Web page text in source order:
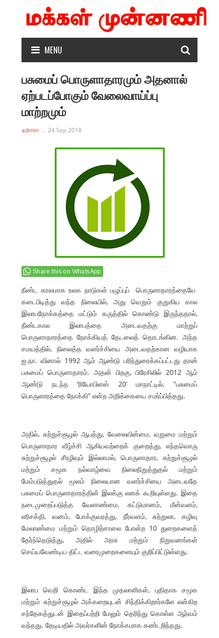
MENU
பசுமைப் பொருளாதாரமும் அதனால்
ஏற்படப்போகும் வேலைவாய்ப்பு
மாற்றமும்
admin 24 Sep 2018
Share this on WhatsApp
நீண்ட காலமாக உலக நாடுகள் பழுப்புப் பொருளாதாரத்தையே
கடைபிடித்து வந்த நிலையில், அது வெறும் குறுகிய கால
இலாபநோக்கத்தை மட்டும் கருத்தில் கொண்டு இருந்ததால்,
நீண்டகால இலாபத்தை அடைவதற்கு மாற்றுப்
பொருளாதாரத்தை நோக்கியத் தேடலைத் தொடங்கின. அந்த
சமயத்தில், நிலைத்த வளர்ச்சியை அடைவதற்கான வழியாக
ஐ.நா. வினால் 1992 ஆம் ஆண்டு பரிந்துரைக்கப்பட்டது தான்
பசுமைப் பொருளாதாரம். அதன் பிறகு, பிரேசிலில் 2012 ஆம்
ஆண்டு நடந்த ‘ரியோபிளஸ் 20’ மாநாட்டில், “பசுமைப்
பொருளாரத்தை நோக்கி” என்ற அறிக்கையை சமர்ப்பித்தது.
அதில், சுற்றுச்சூழல் ஆபத்து, வேலையின்மை, வறுமை மற்றும்
பொருளாதார வீழ்ச்சி ஆகியவற்றைக் குறைத்து, எந்தவொரு
சுற்றுச்சூழல் சீரழிவும் இல்லாமல், பொருளாதார, சுற்றுச்சூழல்
மற்றும் சமூக நல்வாழ்வை நிலைநிறுத்துதல் மற்றும்
மேம்படுத்துதல் மூலம் நிலையான வளர்ச்சியை அடைவதே
பசுமைப் பொருளாதாரத்தின் இலக்கு எனக் கூறியுள்ளது. இதை
நடைமுறைப்படுத்த வேளாண்மை, கட்டுமானம், மீன்வளம்,
எரிசக்தி, வனம், போக்குவரத்து, நீர்வளம், சுற்றுலா, கழிவு
மேலாண்மை மற்றும் தொழிற்சாலை போன்ற 10 துறைகளைத்
தேர்ந்தெடுத்து, அதில் அரசு மற்றும் நிறுவனங்கள்
செய்யவேண்டிய திட்ட வரைமுறைகளையும் குறிப்பிட்டுள்ளது.
இலாப வெறி கொண்ட இந்த முதலாளிகள், புதிதாக சமூக
மற்றும் சுற்றுச்சூழல் அக்கறையுடன் சிந்திக்கிறார்களே என்கிற
சந்தேகத்துடன் இதைப்பற்றி மேலும் தெரிந்து கொள்ள ஆர்வம்
வந்தது. தேடியதில் அவர்களின் நோக்கமாக கண்டறிந்தது,